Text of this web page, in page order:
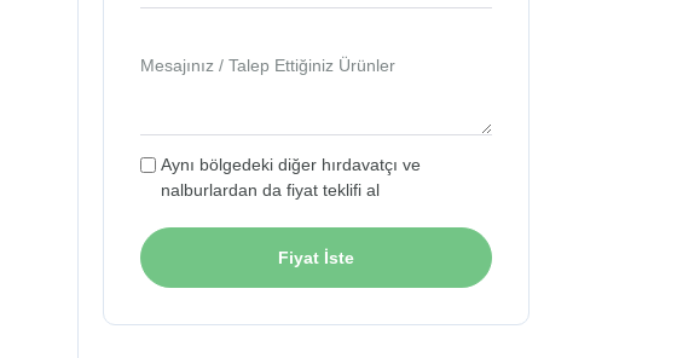
Mesajınız / Talep Ettiğiniz Ürünler
Aynı bölgedeki diğer hırdavatçı ve
nalburlardan da fiyat teklifi al
Fiyat İste